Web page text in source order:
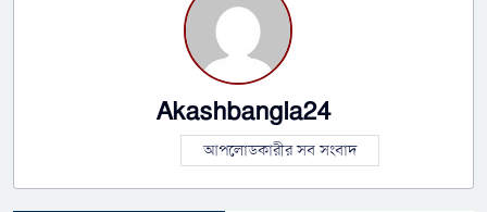
Akashbangla24
আপলোডকারীর সব সংবাদ